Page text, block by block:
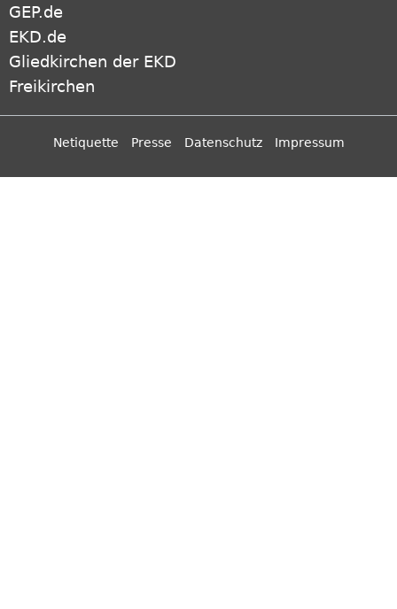
GEP.de
EKD.de
Gliedkirchen der EKD
Freikirchen
Netiquette Presse Datenschutz Impressum